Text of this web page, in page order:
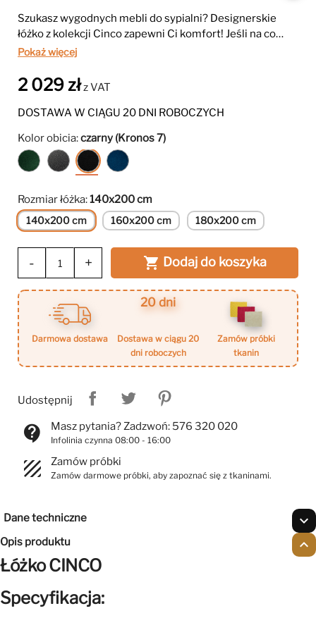
Szukasz wygodnych mebli do sypialni? Designerskie
łóżko z kolekcji Cinco zapewni Ci komfort! Jeśli na co
dzień ciężko pracujesz i nie możesz doczekać się
Cinco jest właśnie dla Ciebie.
Pokaż więcej
2 029 złz VAT
DOSTAWA W CIĄGU 20 DNI ROBOCZYCH
Kolor obicia:czarny (Kronos 7)
ciemny
zielony
19)
ciemny
szary
22)
czarny
(Kronos
granatowy
(Kronos
Rozmiar łóżka:140x200 cm
140x200 cm 160x200 cm 180x200 cm
- +  Dodaj do koszyka
darmowa dostawa
20 dni
dostawa w ciągu 20
dni roboczych
zamów próbki
tkanin
Udostępnij
contact_support Masz pytania? Zadzwoń: 576 320 020
Infolinia czynna 08:00 - 16:00
texture Zamów próbki
Zamów darmowe próbki, aby zapoznać się z tkaninami.
Dane techniczne expand_more
Opis produktu expand_less
Łóżko CINCO
Specyfikacja: